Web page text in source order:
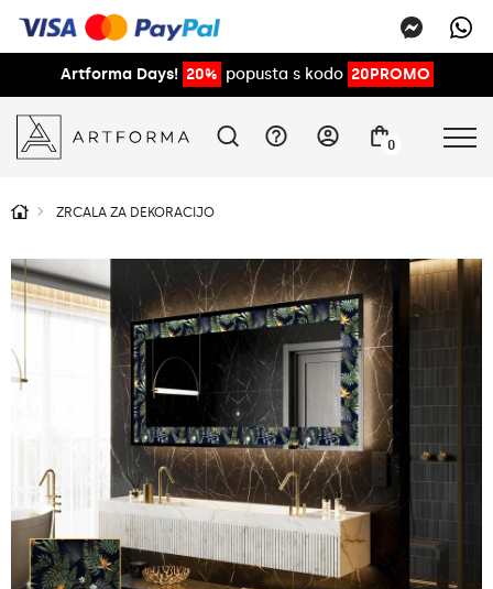
Artforma Days! 20% popusta s kodo 20PROMO
0
ZRCALA ZA DEKORACIJO